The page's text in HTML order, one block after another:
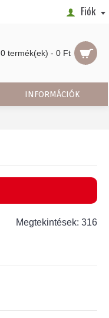
Fiók
0 termék(ek) - 0 Ft
INFORMÁCIÓK
Megtekintések: 316